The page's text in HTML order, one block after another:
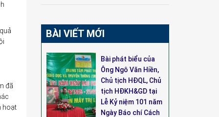
đã
hoạt
BÀI VIẾT MỚI
Bài phát biểu của
Ông Ngô Văn Hiền,
Chủ tịch HĐQL, Chủ
tịch HĐKH&GD tại
Lễ Kỷ niệm 101 năm
Ngày Báo chí Cách